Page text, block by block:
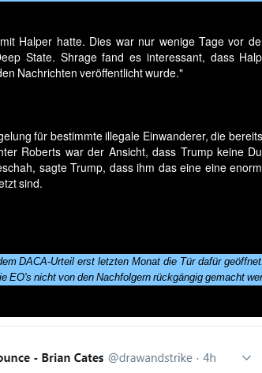
Halper hatte. Dies war nur wenige Tage vor
State. Shrage fand es interessant, dass
Nachrichten veröffentlicht wurde."
für bestimmte illegale Einwanderer, die
Roberts war der Ansicht, dass Trump keine
sagte Trump, dass ihm das eine eine
sind.
DACA-Urteil erst letzten Monat die Tür dafür
nicht von den Nachfolgern rückgängig gemacht